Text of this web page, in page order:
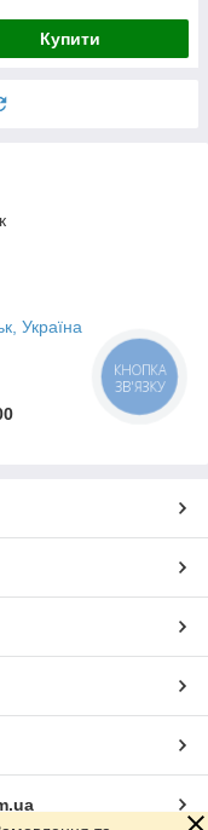
Купити
Україна
КНОПКА
ЗВ'ЯЗКУ